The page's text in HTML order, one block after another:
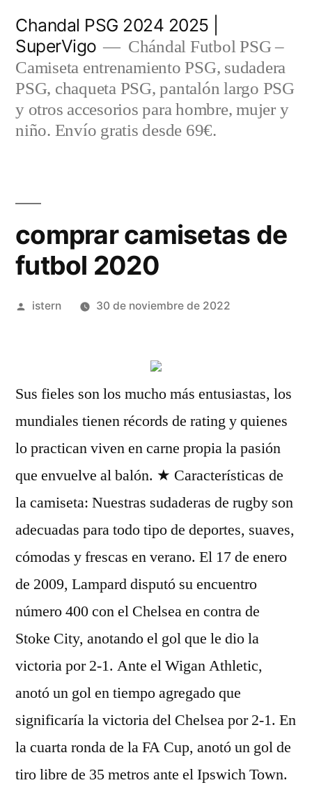
contenido
Chandal PSG 2024 2025 |
SuperVigo
Chándal Futbol PSG –
Camiseta entrenamiento PSG, sudadera
PSG, chaqueta PSG, pantalón largo PSG
y otros accesorios para hombre, mujer y
niño. Envío gratis desde 69€.
comprar camisetas de
futbol 2020
Publicado
istern 30 de noviembre de 2022
Sus fieles son los mucho más entusiastas, los
mundiales tienen récords de rating y quienes
lo practican viven en carne propia la pasión
que envuelve al balón. ★ Características de
la camiseta: Nuestras sudaderas de rugby son
adecuadas para todo tipo de deportes, suaves,
cómodas y frescas en verano. El 17 de enero
de 2009, Lampard disputó su encuentro
número 400 con el Chelsea en contra de
Stoke City, anotando el gol que le dio la
victoria por 2-1. Ante el Wigan Athletic,
anotó un gol en tiempo agregado que
significaría la victoria del Chelsea por 2-1. En
la cuarta ronda de la FA Cup, anotó un gol de
tiro libre de 35 metros ante el Ipswich Town.